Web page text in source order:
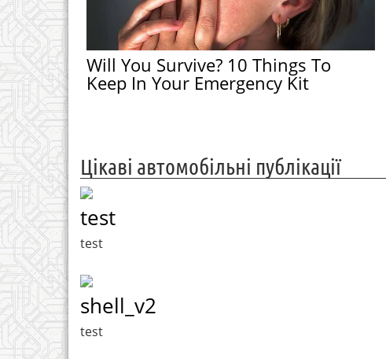
Will You Survive? 10 Things To
Keep In Your Emergency Kit
Цікаві автомобільні публікації
test
test
shell_v2
test